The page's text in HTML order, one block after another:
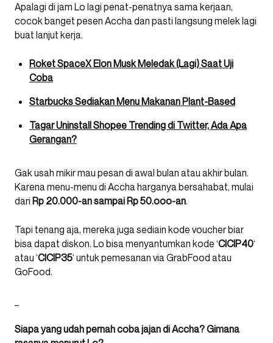
Apalagi di jam Lo lagi penat-penatnya sama kerjaan,
cocok banget pesen Accha dan pasti langsung melek lagi
buat lanjut kerja.
Roket SpaceX Elon Musk Meledak (Lagi) Saat Uji
Coba
Starbucks Sediakan Menu Makanan Plant-Based
Tagar Uninstall Shopee Trending di Twitter, Ada Apa
Gerangan?
Gak usah mikir mau pesan di awal bulan atau akhir bulan.
Karena menu-menu di Accha harganya bersahabat, mulai
dari Rp 20.000-an sampai Rp 50.ooo-an.
Tapi tenang aja, mereka juga sediain kode voucher biar
bisa dapat diskon. Lo bisa menyantumkan kode ‘CICIP40‘
atau ‘CICIP35‘ untuk pemesanan via GrabFood atau
GoFood.
Siapa yang udah pernah coba jajan di Accha? Gimana